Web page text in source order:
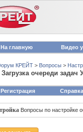
На главную Видео
КРЕЙТ > Вопросы >
Загрузка очереди задач
Регистрация Справка
Вопросы по настройке